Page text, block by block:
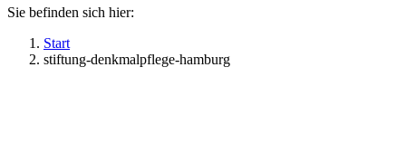
Sie befinden sich hier:
Start
stiftung-denkmalpflege-hamburg